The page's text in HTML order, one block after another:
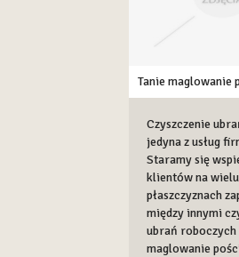
Tanie maglowanie
Czyszczenie
jedyna z usług
Staramy się
klientów na wielu
płaszczyznach
między innymi
ubrań roboczych
maglowanie